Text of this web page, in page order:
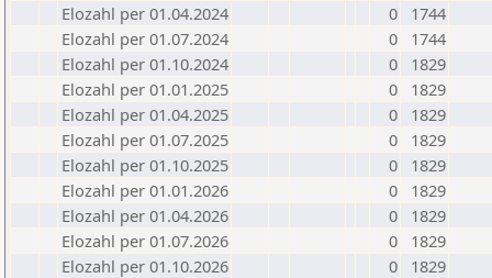
Elozahl per 01.04.2024
0
1744
Elozahl per 01.07.2024
0
1744
Elozahl per 01.10.2024
0
1829
Elozahl per 01.01.2025
0
1829
Elozahl per 01.04.2025
0
1829
Elozahl per 01.07.2025
0
1829
Elozahl per 01.10.2025
0
1829
Elozahl per 01.01.2026
0
1829
Elozahl per 01.04.2026
0
1829
Elozahl per 01.07.2026
0
1829
Elozahl per 01.10.2026
0 1829